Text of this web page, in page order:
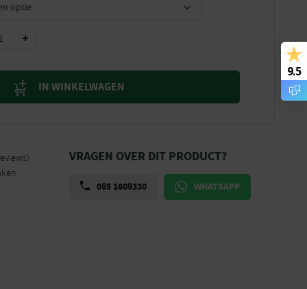
IN WINKELWAGEN
VRAGEN OVER DIT PRODUCT?
085 1609330 WHATSAPP
9.5